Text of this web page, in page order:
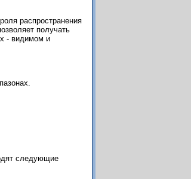
распространения
получать
- видимом и
следующие